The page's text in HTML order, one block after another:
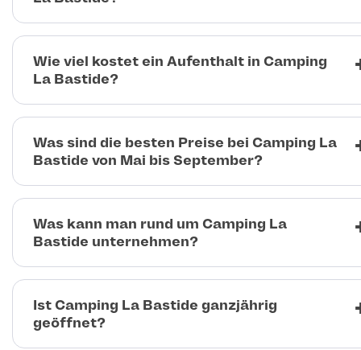
Wie viel kostet ein Aufenthalt in Camping
La Bastide?
Was sind die besten Preise bei Camping La
Bastide von Mai bis September?
Was kann man rund um Camping La
Bastide unternehmen?
Ist Camping La Bastide ganzjährig
geöffnet?